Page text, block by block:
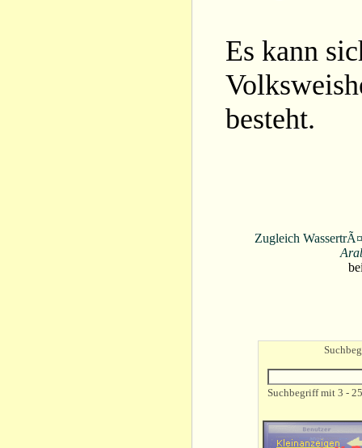
Es kann
besteht.
Zugleich
Suchbegriff mit 3 -